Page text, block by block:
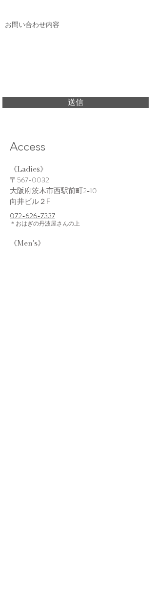
送信
Access
《Ladies》
〒567-0032
大阪府茨木市西駅前町2−10
​向井ビル２F
＊ おはぎの丹波屋さんの上
《Men's》
072-626-7337